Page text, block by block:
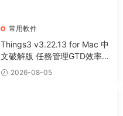
常用軟件
Things3 v3.22.13 for Mac 中
文破解版 任務管理GTD效率工
具 2026-08-05